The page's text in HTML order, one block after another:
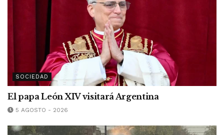
SOCIEDAD
El papa León XIV visitará Argentina
5 AGOSTO - 2026